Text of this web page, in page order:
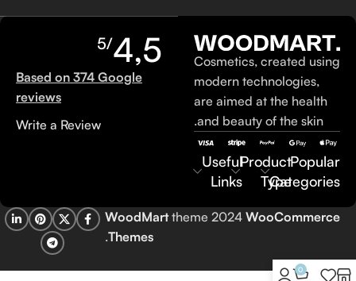
Cosmetics, created using
modern technologies,
are aimed at the health
and beauty of the skin.
Popular
Categories
Product
Type
Useful
Links
4,5
/5
Based on 374 Google
reviews
Write a Review
WoodMarttheme 2024 WooCommerce
Themes
.
0